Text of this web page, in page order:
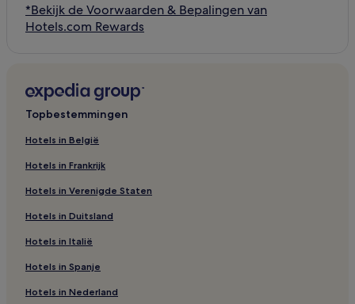
*Bekijk de Voorwaarden & Bepalingen van
Hotels.com Rewards
Topbestemmingen
Hotels in België
Hotels in Frankrijk
Hotels in Verenigde Staten
Hotels in Duitsland
Hotels in Italië
Hotels in Spanje
Hotels in Nederland